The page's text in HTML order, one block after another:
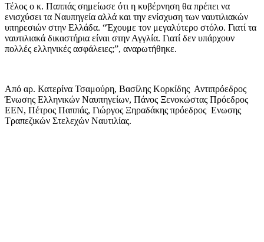
Τέλος ο κ. Παππάς σημείωσε ότι η κυβέρνηση θα πρέπει να
ενισχύσει τα Ναυπηγεία αλλά και την ενίσχυση των ναυτιλιακών
υπηρεσιών στην Ελλάδα. “Έχουμε τον μεγαλύτερο στόλο. Γιατί τα
ναυτιλιακά δικαστήρια είναι στην Αγγλία. Γιατί δεν υπάρχουν
πολλές ελληνικές ασφάλειες;”, αναρωτήθηκε.
Από αρ. Κατερίνα Τσαμούρη, Βασίλης Κορκίδης Αντιπρόεδρος
Ένωσης Ελληνικών Ναυπηγείων, Πάνος Ξενοκώστας Πρόεδρος
ΕΕΝ, Πέτρος Παππάς, Γιώργος Ξηραδάκης πρόεδρος Ενωσης
Τραπεζικών Στελεχών Ναυτιλίας.